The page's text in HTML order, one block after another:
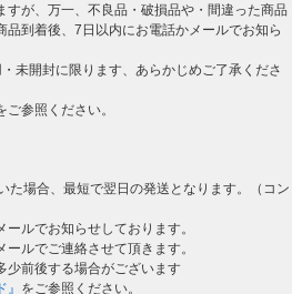
が、万一、不良品・破損品や・間違った商品
到着後、7日以内にお電話かメールでお知ら
未開封に限ります、あらかじめご了承くださ
ご参照ください。
た場合、最短で翌日の発送となります。（コン
ルでお知らせしております。
ルでご連絡させて頂きます。
前後する場合がございます
をご参照ください。